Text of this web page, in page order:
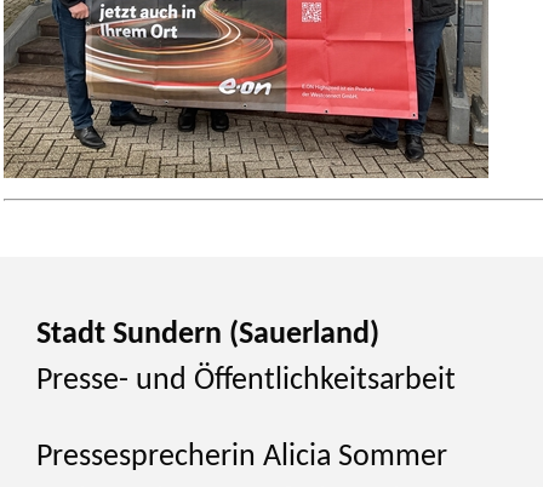
Stadt Sundern (Sauerland)
Presse- und Öffentlichkeitsarbeit
Pressesprecherin Alicia Sommer